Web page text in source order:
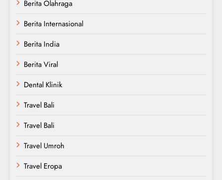
Berita Olahraga
Berita Internasional
Berita India
Berita Viral
Dental Klinik
Travel Bali
Travel Bali
Travel Umroh
Travel Eropa